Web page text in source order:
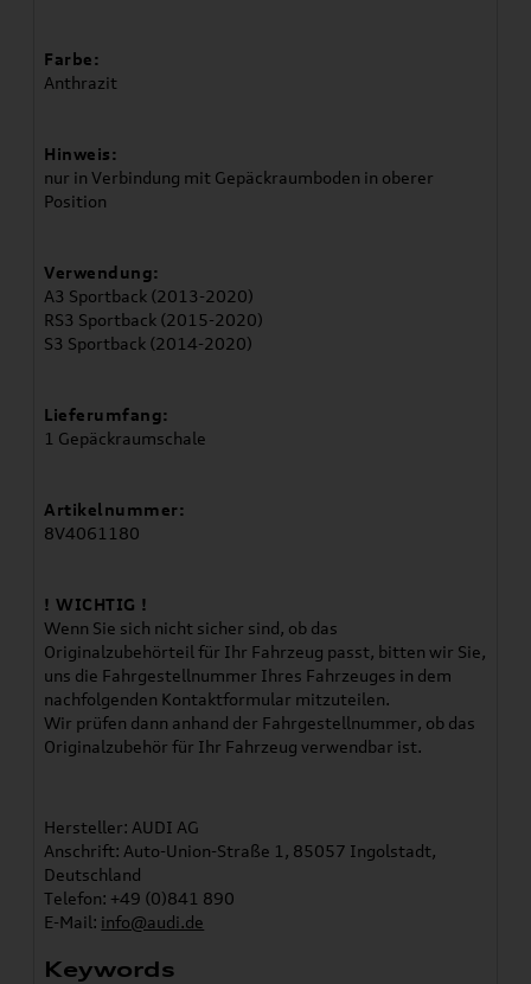
Farbe:
Anthrazit
Hinweis:
nur in Verbindung mit Gepäckraumboden in oberer
Position
Verwendung:
A3 Sportback (2013-2020)
RS3 Sportback (2015-2020)
S3 Sportback (2014-2020)
Lieferumfang:
1 Gepäckraumschale
Artikelnummer:
8V4061180
! WICHTIG !
Wenn Sie sich nicht sicher sind, ob das
Originalzubehörteil für Ihr Fahrzeug passt, bitten wir Sie,
uns die Fahrgestellnummer Ihres Fahrzeuges in dem
nachfolgenden Kontaktformular mitzuteilen.
Wir prüfen dann anhand der Fahrgestellnummer, ob das
Originalzubehör für Ihr Fahrzeug verwendbar ist.
Hersteller: AUDI AG
Anschrift: Auto-Union-Straße 1, 85057 Ingolstadt,
Deutschland
Telefon: +49 (0)841 890
E-Mail: info@audi.de
Keywords